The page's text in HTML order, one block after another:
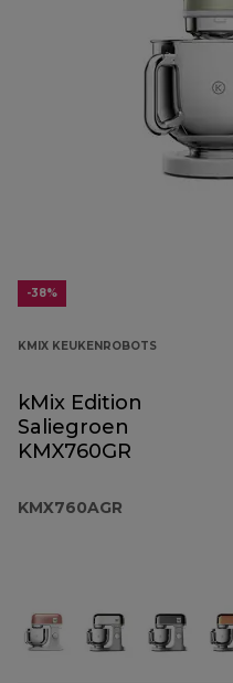
-38%
KMIX KEUKENROBOTS
kMix Edition
Saliegroen
KMX760GR
KMX760AGR